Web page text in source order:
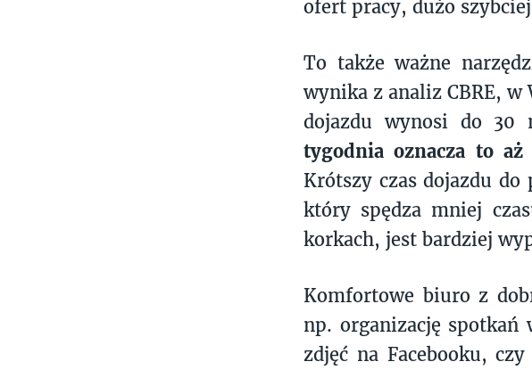
ofert pracy, dużo
To także ważne
wynika z analiz CBRE,
dojazdu wynosi do
tygodnia oznacza to
Krótszy czas dojazdu
który spędza mniej
korkach, jest bardziej
Komfortowe biuro z
np. organizację
zdjęć na Facebooku,